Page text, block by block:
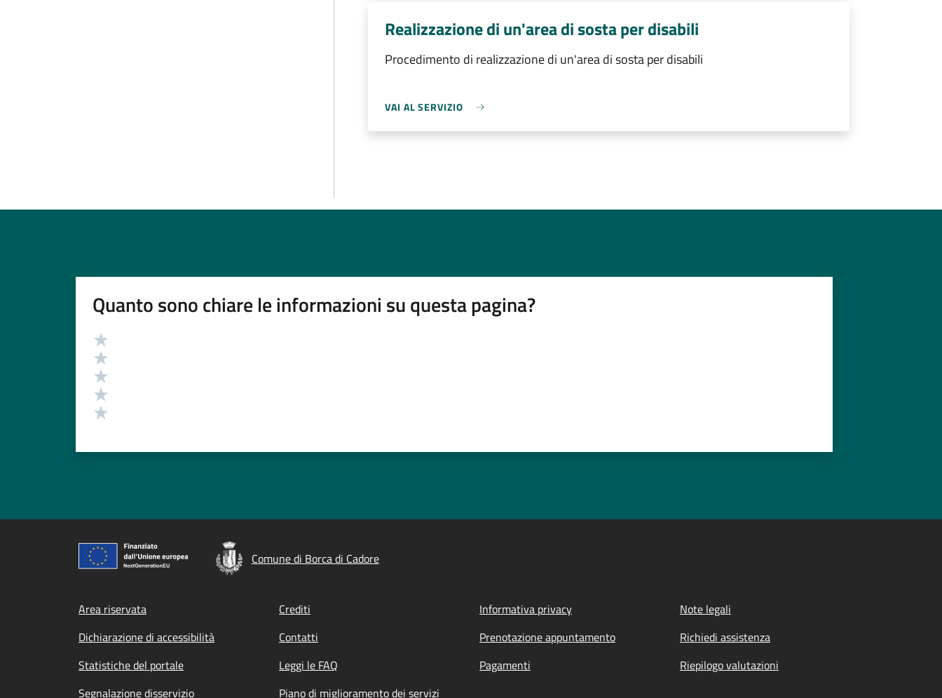
Realizzazione di un'area di sosta per disabili
Procedimento di realizzazione di un'area di sosta per disabili
VAI AL SERVIZIO
Quanto sono chiare le informazioni su questa pagina?
Valutazione
Comune di Borca di Cadore
Footer menu
Area riservata Crediti Informativa privacy
Note legali
Dichiarazione di accessibilità
Contatti Prenotazione appuntamento
Richiedi assistenza
Statistiche del portale
Leggi le FAQ Pagamenti
Riepilogo valutazioni
Segnalazione disservizio
Piano di miglioramento dei servizi